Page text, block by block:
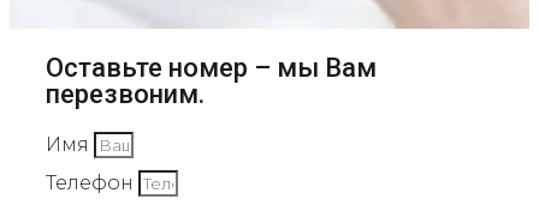
Оставьте номер – мы Вам
перезвоним.
Имя
Телефон